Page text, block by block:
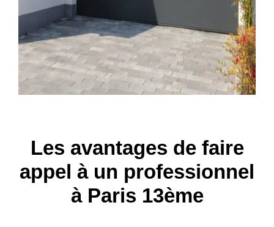
Les avantages de faire
appel à un professionnel
à Paris 13ème